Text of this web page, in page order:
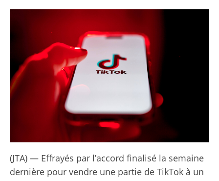
(JTA) — Effrayés par l’accord finalisé la semaine
dernière pour vendre une partie de TikTok à un